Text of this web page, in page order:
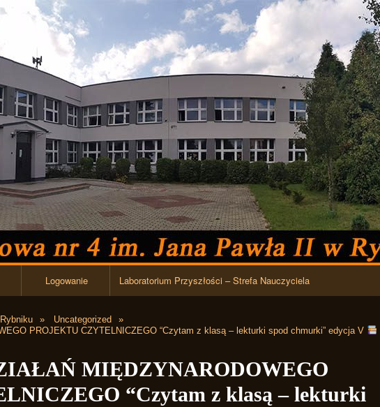
Przejdź do zawartości
Logowanie Laboratorium Przyszłości – Strefa Nauczyciela
Uncategorized
PROJEKTU CZYTELNICZEGO “Czytam z klasą – lekturki spod chmurki” edycja V
MIĘDZYNARODOWEGO
“Czytam z klasą – lekturki